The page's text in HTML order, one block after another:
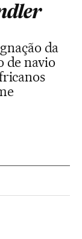
da
de navio